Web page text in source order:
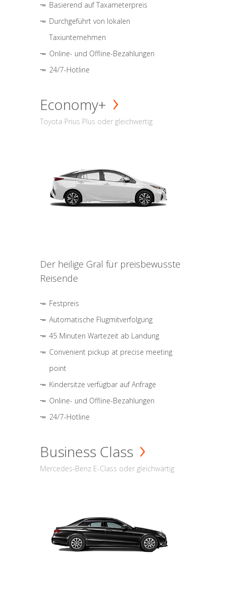
Basierend auf Taxameterpreis
Durchgeführt von lokalen
Taxiunternehmen
Online- und Offline-Bezahlungen
24/7-Hotline
Economy+
Toyota Prius Plus oder gleichwertig
Der heilige Gral für preisbewusste
Reisende
Festpreis
Automatische Flugmitverfolgung
45 Minuten Wartezeit ab Landung
Convenient pickup at precise meeting
point
Kindersitze verfügbar auf Anfrage
Online- und Offline-Bezahlungen
24/7-Hotline
Business Class
Mercedes-Benz E-Class oder gleichwärtig